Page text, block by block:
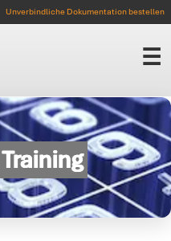
Unverbindliche Dokumentation bestellen
☰